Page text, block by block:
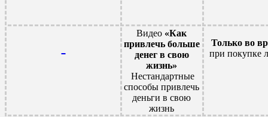
Видео «Как
привлечь больше
денег в свою
жизнь»
Нестандартные
способы привлечь
деньги в свою
жизнь
Только во
при покупке